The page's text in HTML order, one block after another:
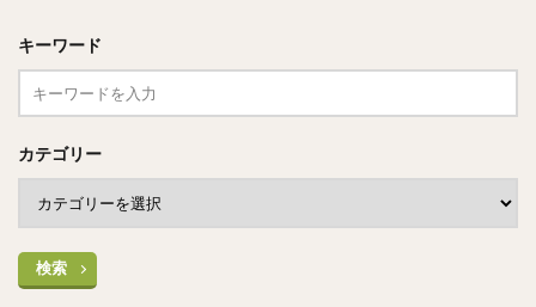
キーワード
カテゴリー
検索